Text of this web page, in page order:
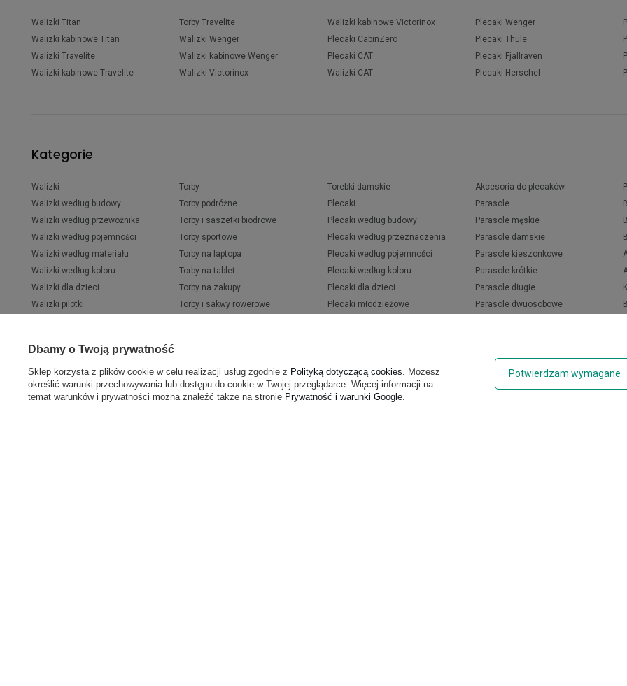
Walizki Titan
Walizki kabinowe Titan
Walizki Travelite
Walizki kabinowe Travelite
Torby Travelite
Walizki Wenger
Walizki kabinowe Wenger
Walizki Victorinox
Walizki kabinowe Victorinox
Plecaki CabinZero
Plecaki CAT
Walizki CAT
Plecaki Wenger
Plecaki Thule
Plecaki Fjallraven
Plecaki Herschel
Kategorie
Walizki
Walizki według budowy
Walizki według przewoźnika
Walizki według pojemności
Walizki według materiału
Walizki według koloru
Walizki dla dzieci
Walizki pilotki
Torby
Torby podróżne
Torby i saszetki biodrowe
Torby sportowe
Torby na laptopa
Torby na tablet
Torby na zakupy
Torby i sakwy rowerowe
Torebki damskie
Plecaki
Plecaki według budowy
Plecaki według przeznaczenia
Plecaki według pojemności
Plecaki według koloru
Plecaki dla dzieci
Plecaki młodzieżowe
Akcesoria do plecaków
Parasole
Parasole męskie
Parasole damskie
Parasole kieszonkowe
Parasole krótkie
Parasole długie
Parasole dwuosobowe
Dbamy o Twoją prywatność
Sklep korzysta z plików cookie w celu realizacji usług zgodnie z Polityką dotyczącą cookies . Możesz
określić warunki przechowywania lub dostępu do cookie w Twojej przeglądarce. Więcej informacji na
temat warunków i prywatności można znaleźć także na stronie Prywatność i warunki Google
Potwierdzam wymagane